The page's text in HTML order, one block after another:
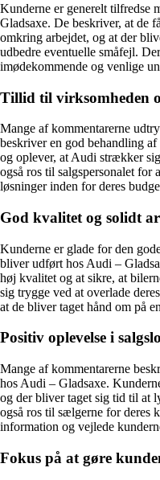
Kunderne er generelt tilfredse
Gladsaxe. De beskriver, at de
omkring arbejdet, og at der
udbedre eventuelle småfejl.
imødekommende og venlige
Tillid til virksomheden
Mange af kommentarerne
beskriver en god behandling
og oplever, at Audi strækker
også ros til salgspersonalet for
løsninger inden for deres
God kvalitet og solidt
Kunderne er glade for den
bliver udført hos Audi –
høj kvalitet og at sikre, at
sig trygge ved at overlade
at de bliver taget hånd om på
Positiv oplevelse i
Mange af kommentarerne
hos Audi – Gladsaxe.
og der bliver taget sig tid til at
også ros til sælgerne for deres
information og vejlede
Fokus på at gøre